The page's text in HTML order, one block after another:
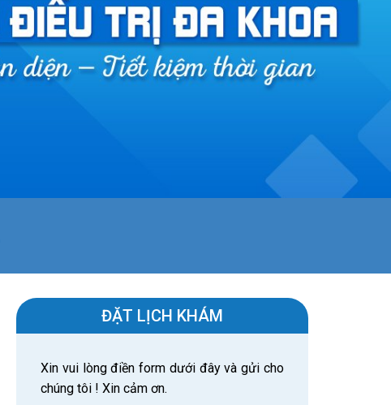
ĐẶT LỊCH KHÁM
Xin vui lòng điền form dưới đây và gửi cho
chúng tôi ! Xin cảm ơn.